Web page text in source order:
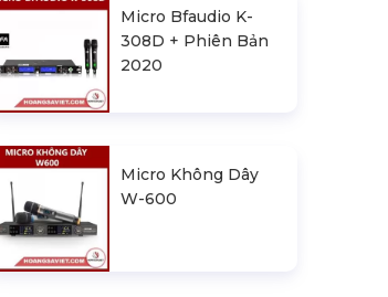
Micro Bfaudio K-
308D + Phiên Bản
2020
Micro Không Dây
W-600